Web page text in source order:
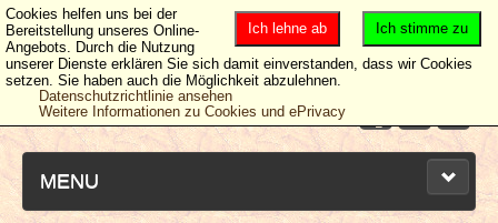
MENU
Ich stimme zu
Ich lehne ab
Cookies helfen uns bei der
Bereitstellung unseres Online-
Angebots. Durch die Nutzung
unserer Dienste erklären Sie sich damit einverstanden, dass wir Cookies
setzen. Sie haben auch die Möglichkeit abzulehnen.
Datenschutzrichtlinie ansehen
Weitere Informationen zu Cookies und ePrivacy